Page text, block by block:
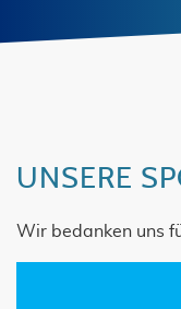
UNSERE
Wir bedanken uns